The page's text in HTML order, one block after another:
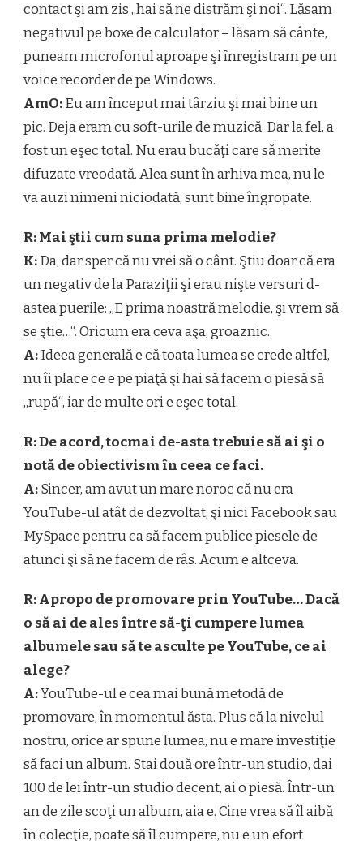
contact şi am zis „hai să ne distrăm şi noi“. Lăsam
negativul pe boxe de calculator – lăsam să cânte,
puneam microfonul aproape şi înregistram pe un
voice recorder de pe Windows.
AmO:Eu am început mai târziu şi mai bine un
pic. Deja eram cu soft-urile de muzică. Dar la fel, a
fost un eşec total. Nu erau bucăţi care să merite
difuzate vreodată. Alea sunt în arhiva mea, nu le
va auzi nimeni niciodată, sunt bine îngropate.
R: Mai ştii cum suna prima melodie?
K:Da, dar sper că nu vrei să o cânt. Ştiu doar că era
un negativ de la Paraziţii şi erau nişte versuri d-
astea puerile: „E prima noastră melodie, şi vrem să
se ştie…“. Oricum era ceva aşa, groaznic.
A:Ideea generală e că toata lumea se crede altfel,
nu îi place ce e pe piaţă şi hai să facem o piesă să
„rupă“, iar de multe ori e eşec total.
R: De acord, tocmai de-asta trebuie să ai şi o
notă de obiectivism în ceea ce faci.
A:Sincer, am avut un mare noroc că nu era
YouTube-ul atât de dezvoltat, şi nici Facebook sau
MySpace pentru ca să facem publice piesele de
atunci şi să ne facem de râs. Acum e altceva.
R: Apropo de promovare prin YouTube… Dacă
o să ai de ales între să-ţi cumpere lumea
albumele sau să te asculte pe YouTube, ce ai
alege?
A:YouTube-ul e cea mai bună metodă de
promovare, în momentul ăsta. Plus că la nivelul
nostru, orice ar spune lumea, nu e mare investiţie
să faci un album. Stai două ore într-un studio, dai
100 de lei într-un studio decent, ai o piesă. Într-un
an de zile scoţi un album, aia e. Cine vrea să îl aibă
în colecţie, poate să îl cumpere, nu e un efort